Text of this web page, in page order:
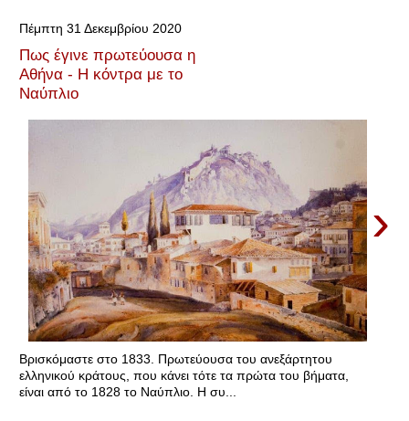
Πέμπτη 31 Δεκεμβρίου 2020
Πως έγινε πρωτεύουσα η
Αθήνα - Η κόντρα με το
Ναύπλιο
›
Βρισκόμαστε στο 1833. Πρωτεύουσα του ανεξάρτητου
ελληνικού κράτους, που κάνει τότε τα πρώτα του βήματα,
είναι από το 1828 το Ναύπλιο. Η συ...